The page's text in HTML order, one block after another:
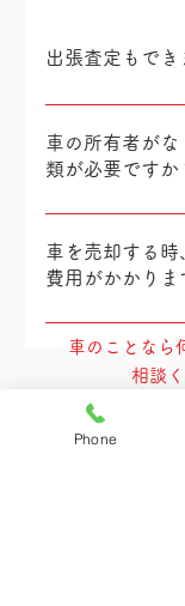
出張査定もでき
もちろんできま
絡頂くと、ご
ご希望の場所に
車の所有者が
類が必要ですか
相続人の印鑑証
どが、必要で
域により異なり
車を売却する時
費用がかかりま
手数料は一切か
から買取まで
は一切かかりま
車のことなら
相談
Phone